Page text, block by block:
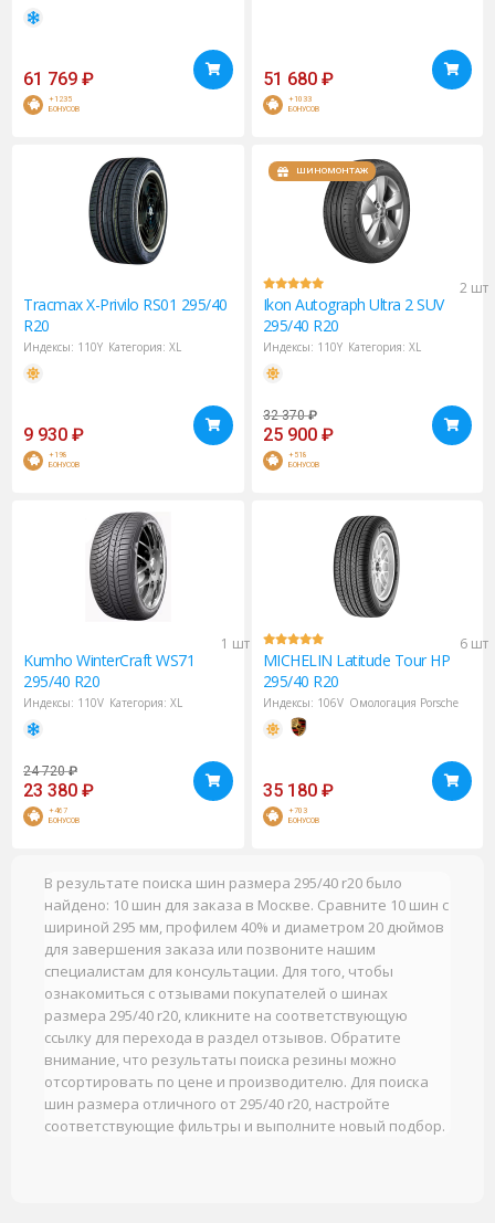
61 769 ₽
+1235
БОНУСОВ
51 680 ₽
+1033
БОНУСОВ
TracmaxX-Privilo RS01 295/40
R20
Индексы: 110Y Категория: XL
9 930 ₽
+198
БОНУСОВ
ШИНОМОНТАЖ
2 шт
Ikon Autograph Ultra 2 SUV
295/40 R20
Индексы: 110Y Категория: XL
32 370 ₽
25 900 ₽
+518
БОНУСОВ
1 шт
Kumho WinterCraft WS71
295/40 R20
Индексы: 110V Категория: XL
24 720 ₽
23 380 ₽
+467
БОНУСОВ
6 шт
MICHELIN Latitude Tour HP
295/40 R20
Индексы: 106V Омологация Porsche
35 180 ₽
+703
БОНУСОВ
В результате поиска шин размера 295/40 r20 было
найдено: 10 шин для заказа в Москве. Сравните 10 шин с
шириной 295 мм, профилем 40% и диаметром 20 дюймов
для завершения заказа или позвоните нашим
специалистам для консультации. Для того, чтобы
ознакомиться с отзывами покупателей о шинах
размера 295/40 r20, кликните на соответствующую
ссылку для перехода в раздел отзывов. Обратите
внимание, что результаты поиска резины можно
отсортировать по цене и производителю. Для поиска
шин размера отличного от 295/40 r20, настройте
соответствующие фильтры и выполните новый подбор.